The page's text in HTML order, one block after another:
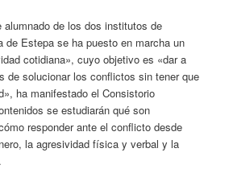
alumnado de los dos institutos de
de Estepa se ha puesto en marcha un
cotidiana», cuyo objetivo es «dar a
de solucionar los conflictos sin tener que
ha manifestado el Consistorio
se estudiarán qué son
responder ante el conflicto desde
la agresividad física y verbal y la